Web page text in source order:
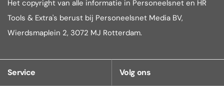
Het copyright van alle informatie in Personeelsnet en HR
Tools & Extra's berust bij Personeelsnet Media BV,
Wierdsmaplein 2, 3072 MJ Rotterdam.
Service Volg ons